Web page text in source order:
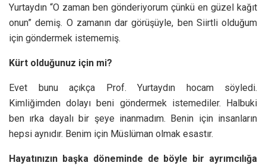
Yurtaydın “O zaman ben gönderiyorum çünkü en güzel kağıt
onun” demiş. O zamanın dar görüşüyle, ben Siirtli olduğum
için göndermek istememiş.
Kürt olduğunuz için mi?
Evet bunu açıkça Prof. Yurtaydın hocam söyledi.
Kimliğimden dolayı beni göndermek istemediler. Halbuki
ben ırka dayalı bir şeye inanmadım. Benin için insanların
hepsi aynıdır. Benim için Müslüman olmak esastır.
Hayatınızın başka döneminde de böyle bir ayrımcılığa